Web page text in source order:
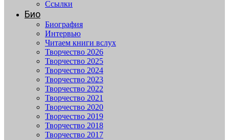
Ссылки
Био
Биография
Интервью
Читаем книги вслух
Творчество 2026
Творчество 2025
Творчество 2024
Творчество 2023
Творчество 2022
Творчество 2021
Творчество 2020
Творчество 2019
Творчество 2018
Творчество 2017